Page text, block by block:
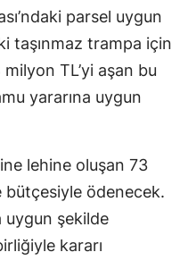
parsel uygun
taşınmaz trampa için
TL’yi aşan bu
yararına uygun
lehine oluşan 73
bütçesiyle ödenecek.
uygun şekilde
kararı